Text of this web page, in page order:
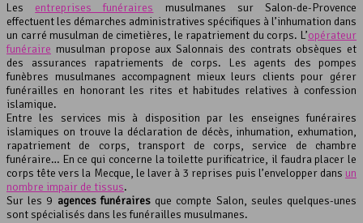
Les entreprises funéraires musulmanes sur Salon-de-Provence
effectuent les démarches administratives spécifiques à l’inhumation dans
un carré musulman de cimetières, le rapatriement du corps. L’opérateur
funéraire musulman propose aux Salonnais des contrats obsèques et
des assurances rapatriements de corps. Les agents des pompes
funèbres musulmanes accompagnent mieux leurs clients pour gérer
funérailles en honorant les rites et habitudes relatives à confession
islamique.
Entre les services mis à disposition par les enseignes funéraires
islamiques on trouve la déclaration de décès, inhumation, exhumation,
rapatriement de corps, transport de corps, service de chambre
funéraire… En ce qui concerne la toilette purificatrice, il faudra placer le
corps tête vers la Mecque, le laver à 3 reprises puis l’envelopper dans un
nombre impair de tissus.
Sur les 9 agences funérairesque compte Salon, seules quelques-unes
sont spécialisés dans les funérailles musulmanes.